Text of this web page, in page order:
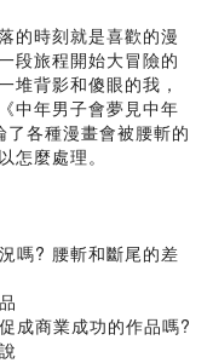
的時刻就是喜歡的漫
段旅程開始大冒險的
堆背影和傻眼的我，
中年男子會夢見中年
各種漫畫會被腰斬的
怎麼處理。
嗎? 腰斬和斷尾的差
成商業成功的作品嗎?